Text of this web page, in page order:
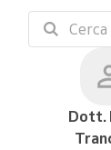
Dott.